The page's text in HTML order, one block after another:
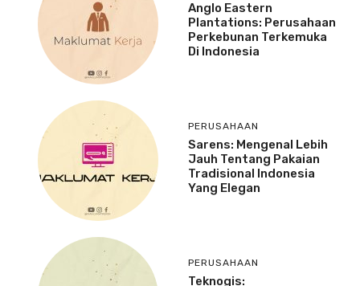
Anglo Eastern
Plantations: Perusahaan
Perkebunan Terkemuka
Di Indonesia
PERUSAHAAN
Sarens: Mengenal Lebih
Jauh Tentang Pakaian
Tradisional Indonesia
Yang Elegan
PERUSAHAAN
Teknogis: